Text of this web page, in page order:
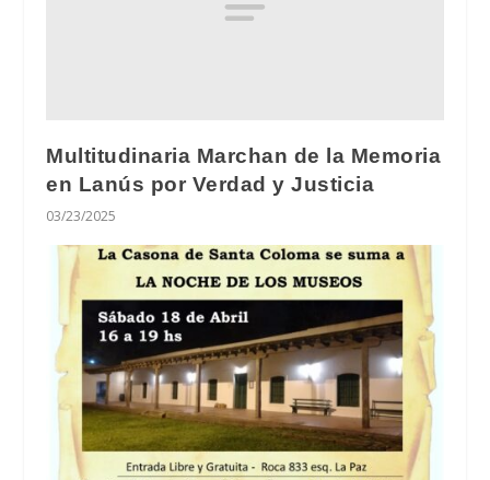
Multitudinaria Marchan de la Memoria
en Lanús por Verdad y Justicia
03/23/2025